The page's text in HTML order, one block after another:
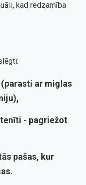
kad redzamība
ar miglas
- pagriežot
pašas, kur